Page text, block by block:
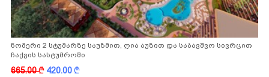
ნომერი 2 სტუმარზე საუზმით, ღია აუზით და საბავშვო სივრცით
ჩაქვის სასტუმროში
665.00k 420.00k